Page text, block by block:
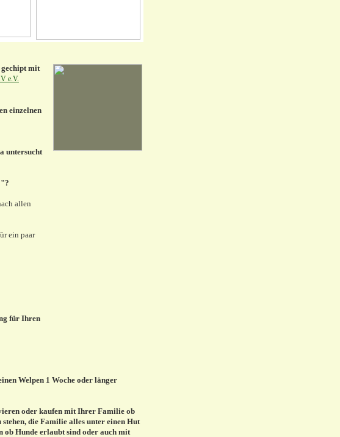
gechipt mit
e.V.
einzelnen
untersucht
allen
ein paar
für Ihren
Welpen 1 Woche oder länger
oder kaufen mit Ihrer Familie ob
die Familie alles unter einen Hut
ob Hunde erlaubt sind oder auch mit